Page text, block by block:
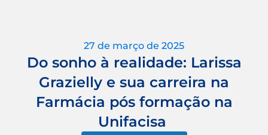
27 de março de 2025
Do sonho à realidade: Larissa
Grazielly e sua carreira na
Farmácia pós formação na
Unifacisa